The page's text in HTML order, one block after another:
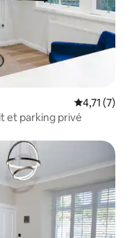
Évaluation
4,71 (7)
et parking privé